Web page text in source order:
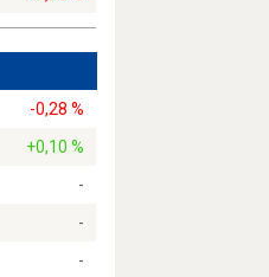
-0,28 %
+0,10 %
-
-
-